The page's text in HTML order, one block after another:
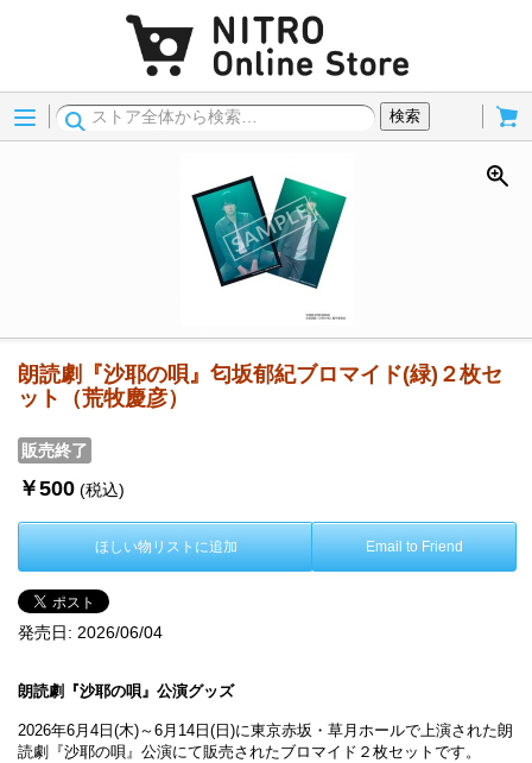
Menu
検索
朗読劇『沙耶の唄』匂坂郁紀ブロマイド(緑)２枚セ
ット（荒牧慶彦）
販売終了
￥500 (税込)
ほしい物リストに追加 Email to Friend
発売日: 2026/06/04
朗読劇『沙耶の唄』公演グッズ
2026年6月4日(木)～6月14日(日)に東京赤坂・草月ホールで上演された朗
読劇『沙耶の唄』公演にて販売されたブロマイド２枚セットです。